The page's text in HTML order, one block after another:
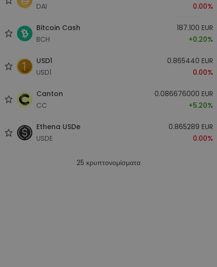
DAI
0.00%
Bitcoin Cash
BCH
187.100 EUR
+0.20%
USD1
USD1
0.865440 EUR
0.00%
Canton
CC
0.086676000 EUR
+5.20%
Ethena USDe
USDE
0.865289 EUR
0.00%
25 κρυπτονομίσματα